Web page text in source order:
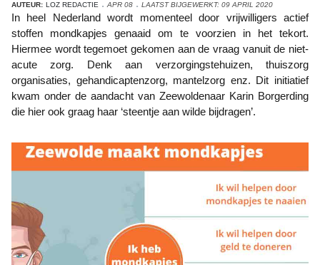
AUTEUR: LOZ REDACTIE APR 08 LAATST BIJGEWERKT: 09 APRIL 2020
In heel Nederland wordt momenteel door vrijwilligers actief
stoffen mondkapjes genaaid om te voorzien in het tekort.
Hiermee wordt tegemoet gekomen aan de vraag vanuit de niet-
acute zorg. Denk aan verzorgingstehuizen, thuiszorg
organisaties, gehandicaptenzorg, mantelzorg enz. Dit initiatief
kwam onder de aandacht van Zeewoldenaar Karin Borgerding
die hier ook graag haar ‘steentje aan wilde bijdragen’.